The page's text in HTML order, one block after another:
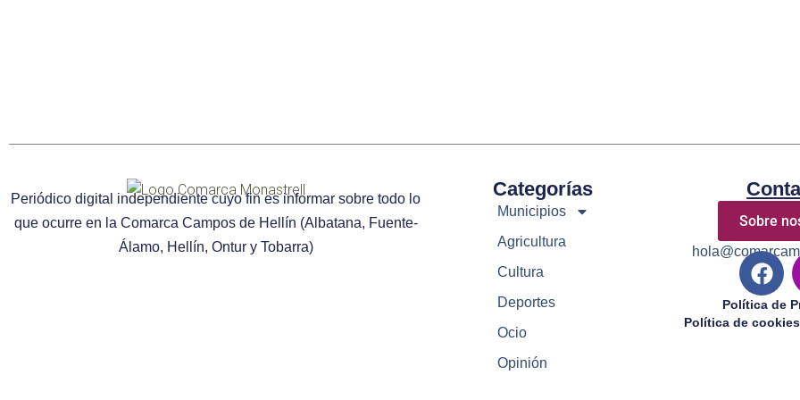
Periódico digital independiente cuyo fin es informar sobre todo lo
que ocurre en la Comarca Campos de Hellín (Albatana, Fuente-
Álamo, Hellín, Ontur y Tobarra)
Categorías
Municipios
Agricultura
Cultura
Deportes
Ocio
Opinión
Sobre
Política de
Política de cookies